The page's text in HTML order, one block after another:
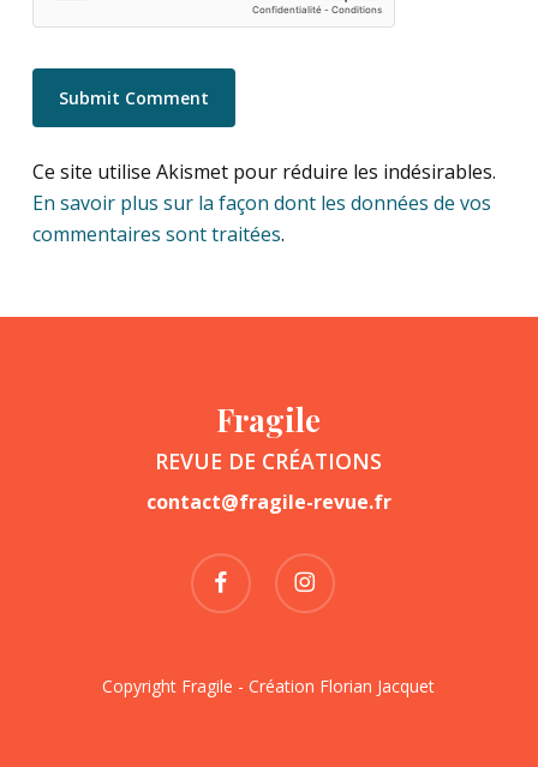
Ce site utilise Akismet pour réduire les indésirables.
En savoir plus sur la façon dont les données de vos
commentaires sont traitées.
Fragile
REVUE DE CRÉATIONS
contact@fragile-revue.fr
facebook instagram
Copyright Fragile - Création Florian Jacquet